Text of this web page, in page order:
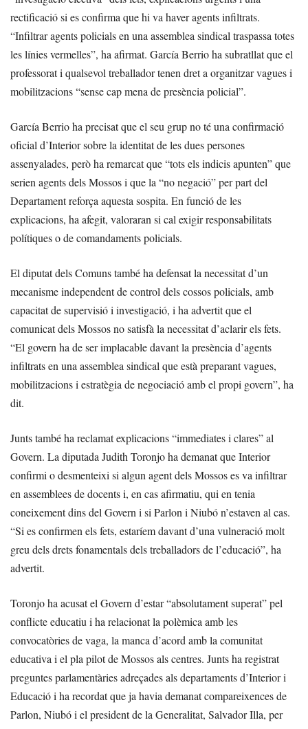
rectificació si es confirma que hi va haver agents infiltrats.
“Infiltrar agents policials en una assemblea sindical traspassa totes
les línies vermelles”, ha afirmat. García Berrio ha subratllat que el
professorat i qualsevol treballador tenen dret a organitzar vagues i
mobilitzacions “sense cap mena de presència policial”.
García Berrio ha precisat que el seu grup no té una confirmació
oficial d’Interior sobre la identitat de les dues persones
assenyalades, però ha remarcat que “tots els indicis apunten” que
serien agents dels Mossos i que la “no negació” per part del
Departament reforça aquesta sospita. En funció de les
explicacions, ha afegit, valoraran si cal exigir responsabilitats
polítiques o de comandaments policials.
El diputat dels Comuns també ha defensat la necessitat d’un
mecanisme independent de control dels cossos policials, amb
capacitat de supervisió i investigació, i ha advertit que el
comunicat dels Mossos no satisfà la necessitat d’aclarir els fets.
“El govern ha de ser implacable davant la presència d’agents
infiltrats en una assemblea sindical que està preparant vagues,
mobilitzacions i estratègia de negociació amb el propi govern”, ha
dit.
Junts també ha reclamat explicacions “immediates i clares” al
Govern. La diputada Judith Toronjo ha demanat que Interior
confirmi o desmenteixi si algun agent dels Mossos es va infiltrar
en assemblees de docents i, en cas afirmatiu, qui en tenia
coneixement dins del Govern i si Parlon i Niubó n’estaven al cas.
“Si es confirmen els fets, estaríem davant d’una vulneració molt
greu dels drets fonamentals dels treballadors de l’educació”, ha
advertit.
Toronjo ha acusat el Govern d’estar “absolutament superat” pel
conflicte educatiu i ha relacionat la polèmica amb les
convocatòries de vaga, la manca d’acord amb la comunitat
educativa i el pla pilot de Mossos als centres. Junts ha registrat
preguntes parlamentàries adreçades als departaments d’Interior i
Educació i ha recordat que ja havia demanat compareixences de
Parlon, Niubó i el president de la Generalitat, Salvador Illa, per